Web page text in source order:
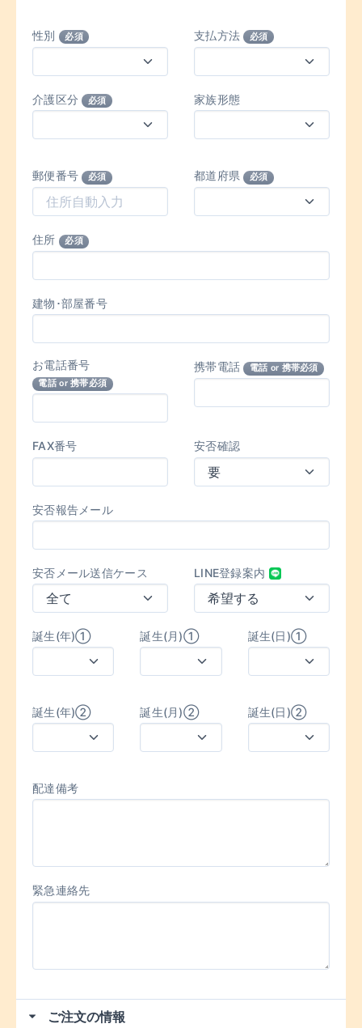
性別 必須 支払方法 必須
介護区分 必須 家族形態
郵便番号 必須 都道府県 必須
住所 必須
建物･部屋番号
お電話番号
電話 or 携帯必須
携帯電話 電話 or 携帯必須
FAX番号 安否確認
安否報告メール
安否メール送信ケース LINE登録案内
誕生(年)① 誕生(月)① 誕生(日)①
誕生(年)② 誕生(月)② 誕生(日)②
配達備考
緊急連絡先
ご注文の情報